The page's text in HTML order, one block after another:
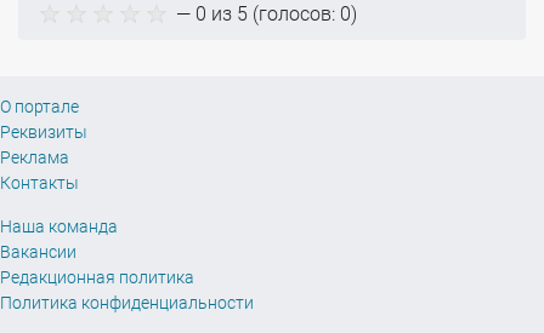
— 0 из 5 (голосов: 0)
О портале
Реквизиты
Реклама
Контакты
Наша команда
Вакансии
Редакционная политика
Политика конфиденциальности